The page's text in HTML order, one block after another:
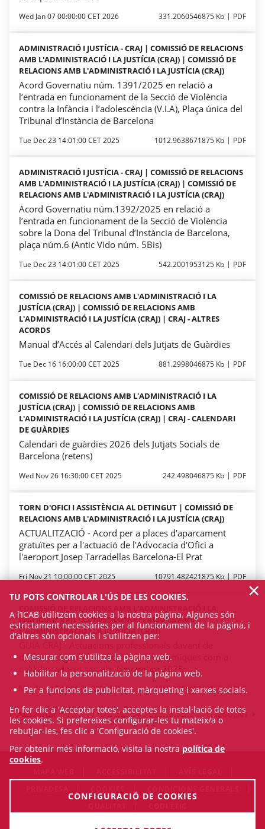
Wed Jan 07 00:00:00 CET 2026 331.2060546875 Kb PDF
ADMINISTRACIÓ I JUSTÍCIA - CRAJ | COMISSIÓ DE RELACIONS
AMB L'ADMINISTRACIÓ I LA JUSTÍCIA (CRAJ) | COMISSIÓ DE
RELACIONS AMB L'ADMINISTRACIÓ I LA JUSTÍCIA (CRAJ)
Acord Governatiu núm. 1391/2025 en relació a
l’entrada en funcionament de la Secció de Violència
contra la Infància i l’adolescència (V.I.A), Plaça única del
Tribunal d’Instància de Barcelona
Tue Dec 23 14:01:00 CET 2025 1012.9638671875 Kb PDF
ADMINISTRACIÓ I JUSTÍCIA - CRAJ | COMISSIÓ DE RELACIONS
AMB L'ADMINISTRACIÓ I LA JUSTÍCIA (CRAJ) | COMISSIÓ DE
RELACIONS AMB L'ADMINISTRACIÓ I LA JUSTÍCIA (CRAJ)
Acord Governatiu núm.1392/2025 en relació a
l’entrada en funcionament de la Secció de Violència
sobre la Dona del Tribunal d’Instància de Barcelona,
plaça núm.6 (Antic Vido núm. 5Bis)
Tue Dec 23 14:01:00 CET 2025 542.2001953125 Kb PDF
COMISSIÓ DE RELACIONS AMB L'ADMINISTRACIÓ I LA
JUSTÍCIA (CRAJ) | COMISSIÓ DE RELACIONS AMB
L'ADMINISTRACIÓ I LA JUSTÍCIA (CRAJ) | CRAJ - ALTRES
ACORDS
Manual d’Accés al Calendari dels Jutjats de Guàrdies
Tue Dec 16 16:00:00 CET 2025 881.2998046875 Kb PDF
COMISSIÓ DE RELACIONS AMB L'ADMINISTRACIÓ I LA
JUSTÍCIA (CRAJ) | COMISSIÓ DE RELACIONS AMB
L'ADMINISTRACIÓ I LA JUSTÍCIA (CRAJ) | CRAJ - CALENDARI
DE GUÀRDIES
Calendari de guàrdies 2026 dels Jutjats Socials de
Barcelona (retens)
Wed Nov 26 16:30:00 CET 2025 242.498046875 Kb PDF
TORN D'OFICI I ASSISTÈNCIA AL DETINGUT | COMISSIÓ DE
RELACIONS AMB L'ADMINISTRACIÓ I LA JUSTÍCIA (CRAJ)
ACTUALITZACIÓ - Acord per a places d'aparcament
gratuïtes per a l'actuació de l'Advocacia d'Ofici a
l'aeroport Josep Tarradellas Barcelona-El Prat
Fri Nov 21 10:00:00 CET 2025 10791.482421875 Kb PDF
JUSTÍCIA (CRAJ) | COMISSIÓ DE RELACIONS AMB
L'ADMINISTRACIÓ I LA JUSTÍCIA (CRAJ)
diferents Agències Tributàries autonòmiques com a
col·laboradores socials. Novembre 2025
Mon Nov 17 14:01:00 CET 2025 1016.8564453125 Kb PDF
ANTERIOR 2 3 4 5 6 SEGÜENT
TU POTS CONTROLAR L'ÚS DE LES COOKIES.
A l’ICAB utilitzem cookies a la nostra pàgina. Algunes són
estrictament necessàries per al funcionament de la pàgina, i
d'altres són opcionals i s'utilitzen per:
Mesurar com s'utilitza la pàgina web.
Habilitar la personalització de la pàgina web.
Per a funcions de publicitat, màrqueting i xarxes socials.
En fer clic a 'Acceptar totes', acceptes la instal·lació de totes
les cookies. Si prefereixes configurar-les tu mateix/a o
rebutjar-les, fes clic a 'Configuració de cookies'.
Per obtenir més informació, visita la nostra política de
cookies.
CONFIGURACIÓ DE COOKIES
×